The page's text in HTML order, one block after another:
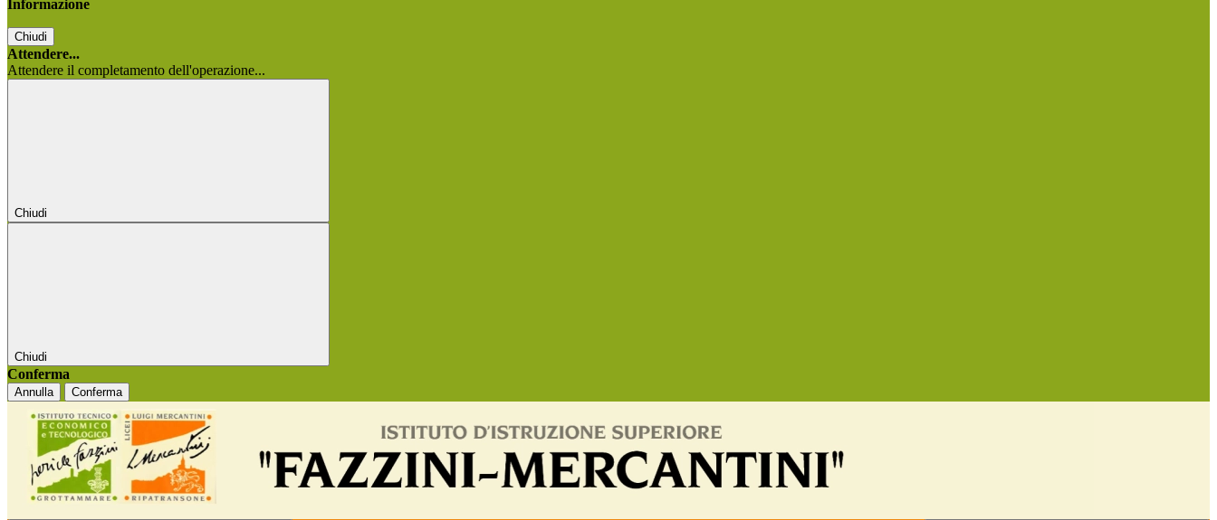
Informazione
Chiudi
Attendere...
Attendere il completamento dell'operazione...
Chiudi
Chiudi
Conferma
Annulla Conferma